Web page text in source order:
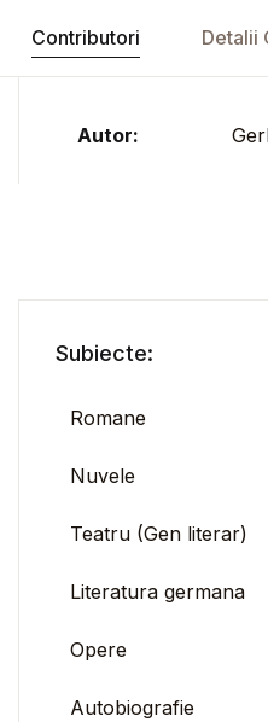
Contributori Detalii
Autor:
Subiecte:
Romane
Nuvele
Teatru (Gen literar)
Literatura germana
Opere
Autobiografie